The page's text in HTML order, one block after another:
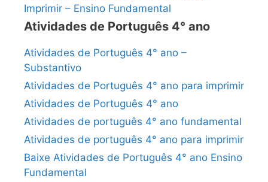
Imprimir – Ensino Fundamental
Atividades de Português 4° ano
Atividades de Português 4° ano –
Substantivo
Atividades de Português 4° ano para imprimir
Atividades de Português 4° ano
Atividades de português 4° ano fundamental
Atividades de português 4° ano para imprimir
Baixe Atividades de Português 4° ano Ensino
Fundamental